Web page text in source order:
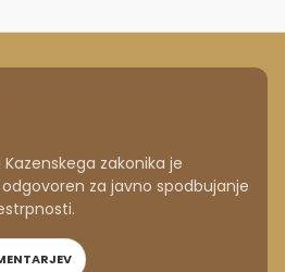
zakonika je
za javno spodbujanje